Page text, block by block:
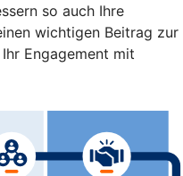
so auch Ihre
wichtigen Beitrag zur
Engagement mit